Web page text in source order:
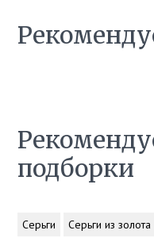
подборки
Серьги Серьги из золота